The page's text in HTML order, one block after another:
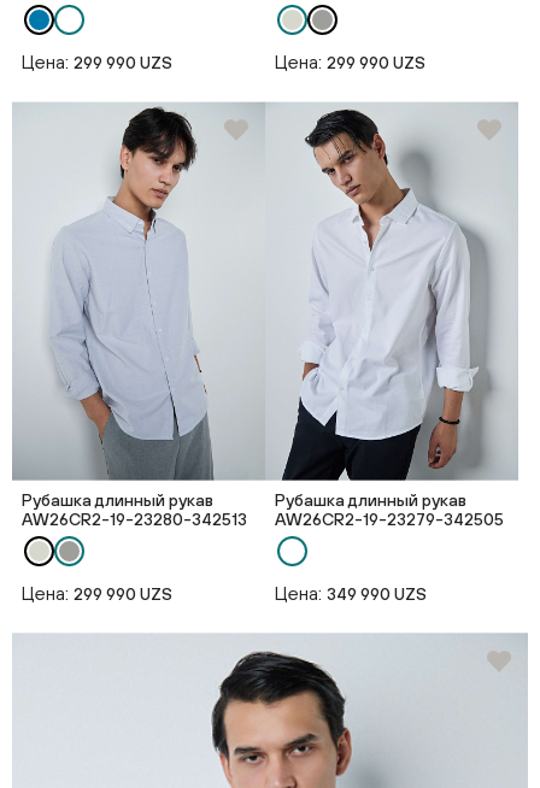
Цена: 299 990 UZS Цена: 299 990 UZS
Рубашка длинный рукав
AW26CR2-19-23280-342513
Цена: 299 990 UZS
Рубашка длинный рукав
AW26CR2-19-23279-342505
Цена: 349 990 UZS